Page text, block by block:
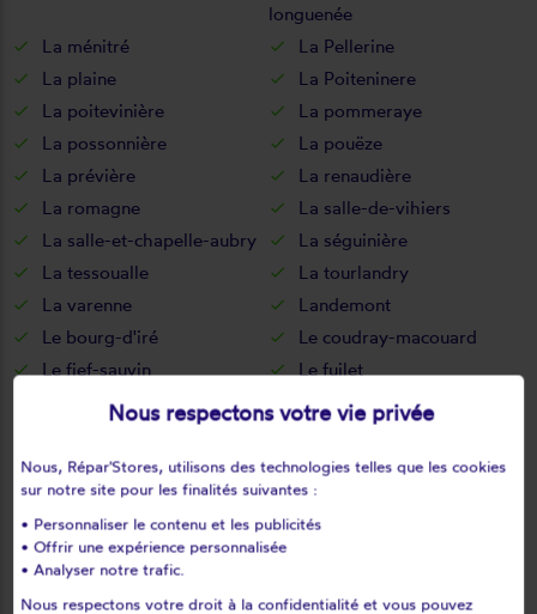
longuenée
La ménitré
La Pellerine
La plaine
La Poiteninere
La poitevinière
La pommeraye
La possonnière
La pouëze
La prévière
La renaudière
La romagne
La salle-de-vihiers
La salle-et-chapelle-aubry
La séguinière
La tessoualle
La tourlandry
La varenne
Landemont
Le bourg-d'iré
Le coudray-macouard
Le fief-sauvin
Le fuilet
Le guédéniau
Le lion-d'angers
Le marillais
Le may-sur-èvre
Le mesnil-en-vallée
Le pin-en-mauges
Le plessis-grammoire
Le plessis-macé
Le puiset-doré
Le thoureil
Le tremblay
Nous respectons votre vie privée
Nous, Répar'Stores, utilisons des technologies telles que les cookies
sur notre site pour les finalités suivantes :
• Personnaliser le contenu et les publicités
• Offrir une expérience personnalisée
• Analyser notre trafic.
Nous respectons votre droit à la confidentialité et vous pouvez